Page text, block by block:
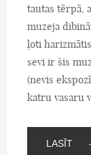
tautas tērpā,
muzeja
ļoti
sevi ir šis
(nevis
katru vasaru
LASĪT